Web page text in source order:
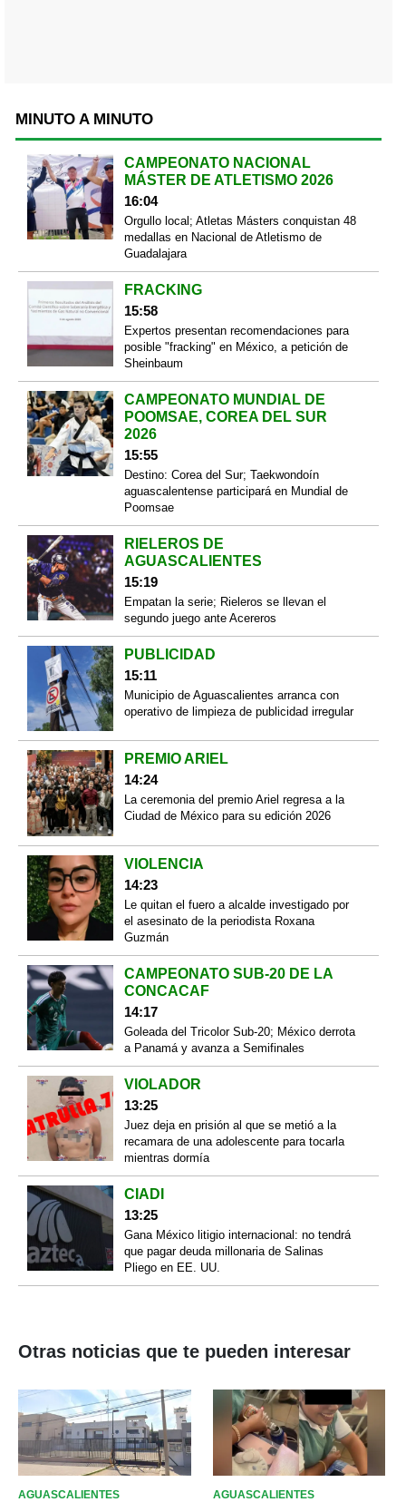
MINUTO A MINUTO
CAMPEONATO NACIONAL
MÁSTER DE ATLETISMO 2026
16:04
Orgullo local; Atletas Másters conquistan 48
medallas en Nacional de Atletismo de
Guadalajara
FRACKING
15:58
Expertos presentan recomendaciones para
posible "fracking" en México, a petición de
Sheinbaum
CAMPEONATO MUNDIAL DE
POOMSAE, COREA DEL SUR
2026
15:55
Destino: Corea del Sur; Taekwondoín
aguascalentense participará en Mundial de
Poomsae
RIELEROS DE
AGUASCALIENTES
15:19
Empatan la serie; Rieleros se llevan el
segundo juego ante Acereros
PUBLICIDAD
15:11
Municipio de Aguascalientes arranca con
operativo de limpieza de publicidad irregular
PREMIO ARIEL
14:24
La ceremonia del premio Ariel regresa a la
Ciudad de México para su edición 2026
VIOLENCIA
14:23
Le quitan el fuero a alcalde investigado por
el asesinato de la periodista Roxana
Guzmán
CAMPEONATO SUB-20 DE LA
CONCACAF
14:17
Goleada del Tricolor Sub-20; México derrota
a Panamá y avanza a Semifinales
VIOLADOR
13:25
Juez deja en prisión al que se metió a la
recamara de una adolescente para tocarla
mientras dormía
CIADI
13:25
Gana México litigio internacional: no tendrá
que pagar deuda millonaria de Salinas
Pliego en EE. UU.
Otras noticias que te pueden interesar
AGUASCALIENTES AGUASCALIENTES